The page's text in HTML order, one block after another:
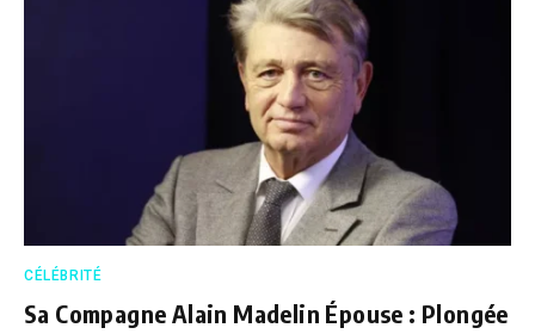
CÉLÉBRITÉ
Sa Compagne Alain Madelin Épouse : Plongée